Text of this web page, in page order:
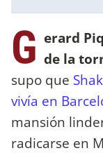
G erard
de la
supo que
vivía en
mansión
radicarse en